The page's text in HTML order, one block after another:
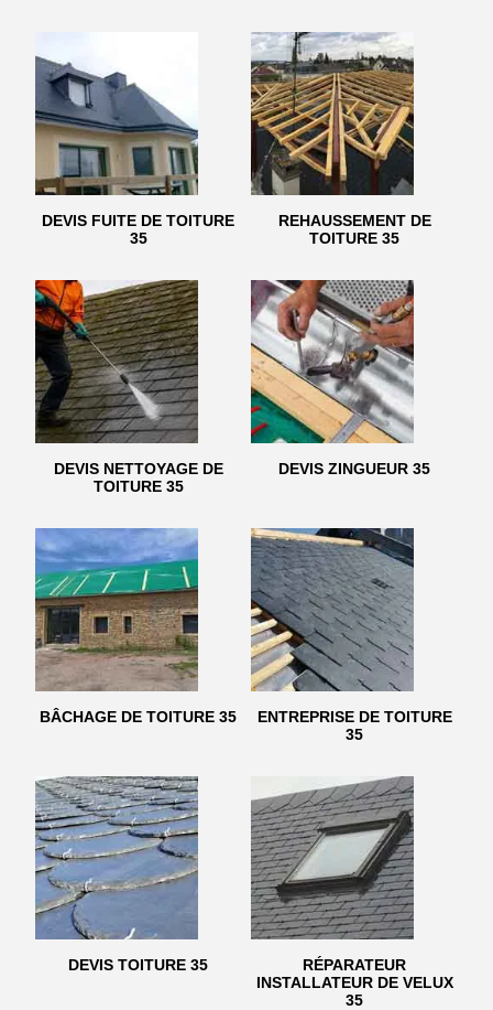
DEVIS FUITE DE TOITURE
35
REHAUSSEMENT DE
TOITURE 35
DEVIS NETTOYAGE DE
TOITURE 35
DEVIS ZINGUEUR 35
BÂCHAGE DE TOITURE 35
ENTREPRISE DE TOITURE
35
DEVIS TOITURE 35
RÉPARATEUR
INSTALLATEUR DE VELUX
35